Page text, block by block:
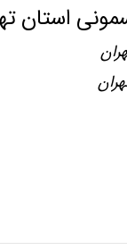
استان